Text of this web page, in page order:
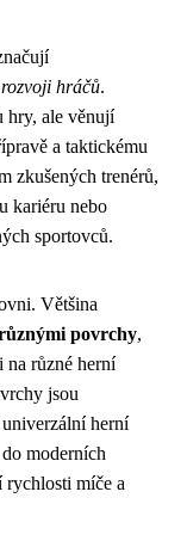
hráčů.
hry, ale věnují
a taktickému
zkušených trenérů,
kariéru nebo
sportovců.
Většina
povrchy,
na různé herní
jsou
herní
moderních
rychlosti míče a